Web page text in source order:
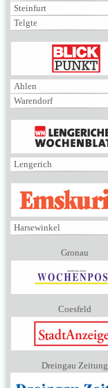
Steinfurt
Telgte
BLICKPUNKT
Ahlen
Warendorf
MENÜ
Lengerich
EMSKURIER
Harsewinkel
Gronau
Coesfeld
Dreingau Zeitung